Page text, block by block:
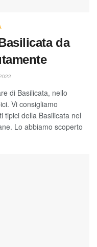
da
di Basilicata, nello
Vi consigliamo
tipici della Basilicata nel
Lo abbiamo scoperto